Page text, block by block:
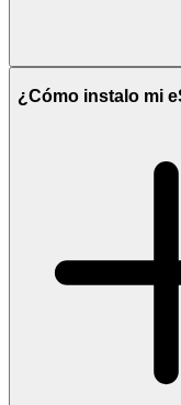
¿Cómo instalo mi